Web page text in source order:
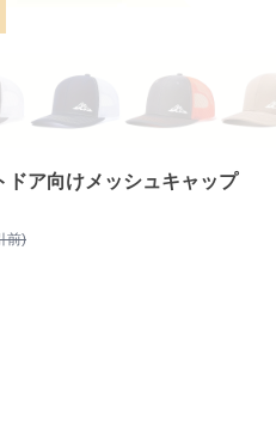
ア向けメッシュキャップ
前)